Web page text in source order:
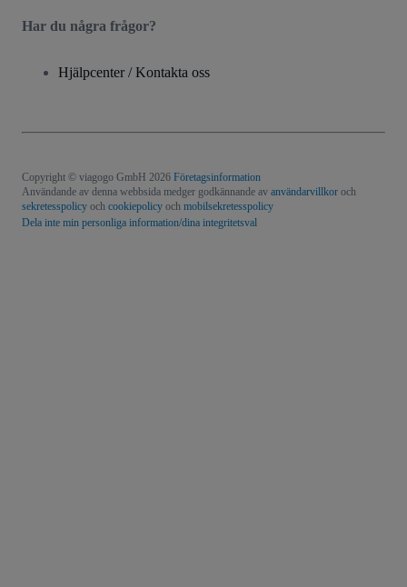
Har du några frågor?
Hjälpcenter / Kontakta oss
Copyright © viagogo GmbH 2026 Företagsinformation
Användande av denna webbsida medger godkännande av användarvillkor och
sekretesspolicy och cookiepolicy och mobilsekretesspolicy
Dela inte min personliga information/dina integritetsval